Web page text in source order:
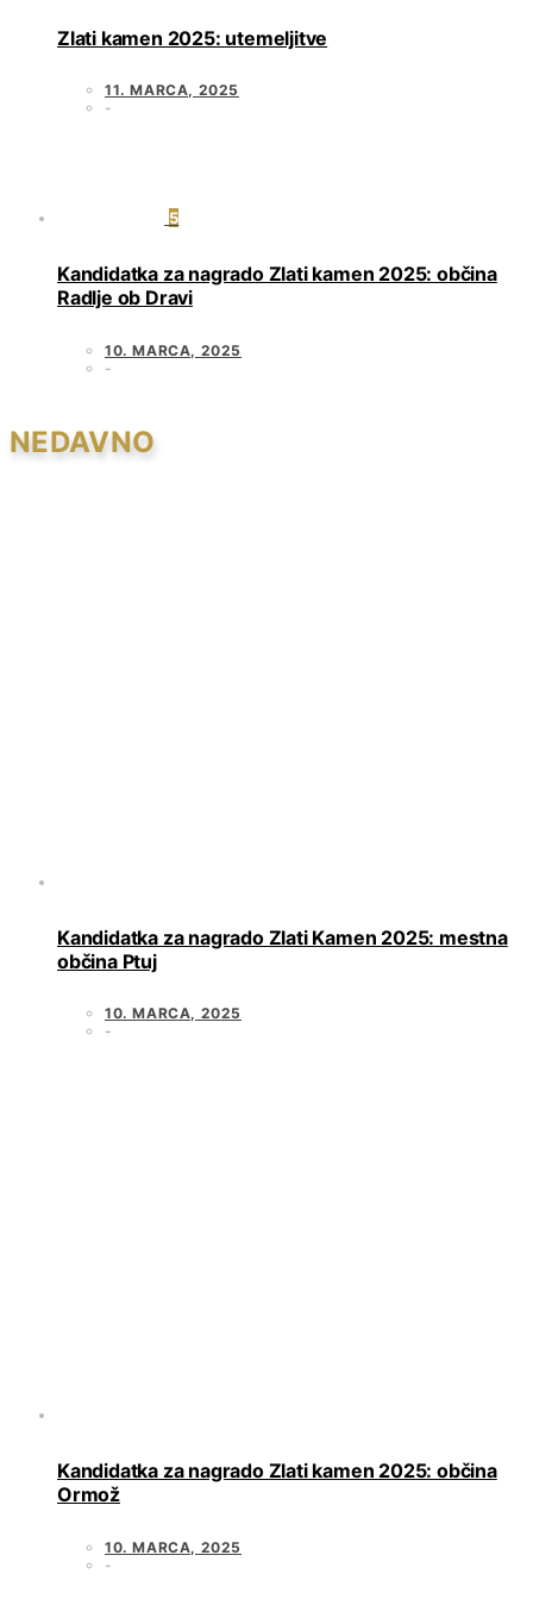
Zlati kamen 2025: utemeljitve
11. MARCA, 2025
5
Kandidatka za nagrado Zlati kamen 2025: občina
Radlje ob Dravi
10. MARCA, 2025
NEDAVNO
Kandidatka za nagrado Zlati Kamen 2025: mestna
občina Ptuj
10. MARCA, 2025
Kandidatka za nagrado Zlati kamen 2025: občina
Ormož
10. MARCA, 2025